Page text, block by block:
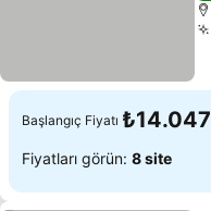
Başlangıç Fiyatı ₺14.047
Fiyatları görün: 8 site